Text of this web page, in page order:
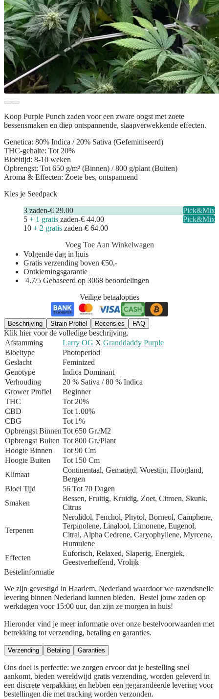
Koop Purple Punch zaden voor een zware oogst met zoete
bessensmaken en diep ontspannende, slaapverwekkende effecten.
Genetica: 80% Indica / 20% Sativa (Gefeminiseerd)
THC-gehalte: Tot 20%
Bloeitijd: 8-10 weken
Opbrengst: Tot 650 g/m² (Binnen) / 800 g/plant (Buiten)
Aroma & Effecten: Zoete bes, ontspannend
Kies je Seedpack
3 zaden-€ 29.00
Pick&Mix
5 + 1 gratis zaden-€ 44.00
Pick&Mix
10 + 2 gratis zaden-€ 64.00
Voeg Toe Aan Winkelwagen
Volgende dag in huis
Gratis verzending boven €50,-
Ontkiemingsgarantie
4.7/5 Gebaseerd op 3068 beoordelingen
Veilige betaalopties
Beschrijving Strain Profiel Recensies FAQ
Klik hier voor de volledige beschrijving.
Afstamming
Larry OG X Granddaddy Purple
Bloeitype
Photoperiod
Geslacht
Feminized
Genotype
Indica Dominant
Verhouding
20 % Sativa / 80 % Indica
Grower Profiel
Beginner
THC
Tot 20%
CBD
Tot 1.00%
CBG
Tot 1%
Opbrengst BinnenTot 650 Gr./m2
Opbrengst Buiten Tot 800 Gr./plant
Hoogte Binnen
Tot 90 Cm
Hoogte Buiten
Tot 150 Cm
Klimaat
Continentaal, Gematigd, Woestijn, Hoogland,
Bergen
Bloei Tijd
56 Tot 70 Dagen
Smaken
Bessen, Fruitig, Kruidig, Zoet, Citroen, Skunk,
Citrus
Terpenen
Nerolidol, Fenchol, Phytol, Borneol, Camphene,
Terpinolene, Linalool, Limonene, Eugenol,
Citral, Alpha Cedrene, Caryophyllene, Myrcene,
Humulene
Effecten
Euforisch, Relaxed, Slaperig, Energiek,
Geestverheffend, Vrolijk
Bestelinformatie
We zijn gevestigd in Haarlem, Nederland waardoor we razendsnelle
levering binnen Nederland kunnen bieden. Bestel jouw zaden op
werkdagen voor 15:00 uur, dan zijn ze morgen in huis!
Hieronder vind je meer informatie over onze bestelvoorwaarden met
betrekking tot verzending, betaling en garanties.
Verzending Betaling Garanties
Ons doel is perfectie: we zorgen ervoor dat je bestelling snel
aankomt, bieden wereldwijd gratis verzending, worden geleverd in
een discrete verpakking en hebben een gegarandeerde levering voor
bestellingen die met tracking worden verzonden.